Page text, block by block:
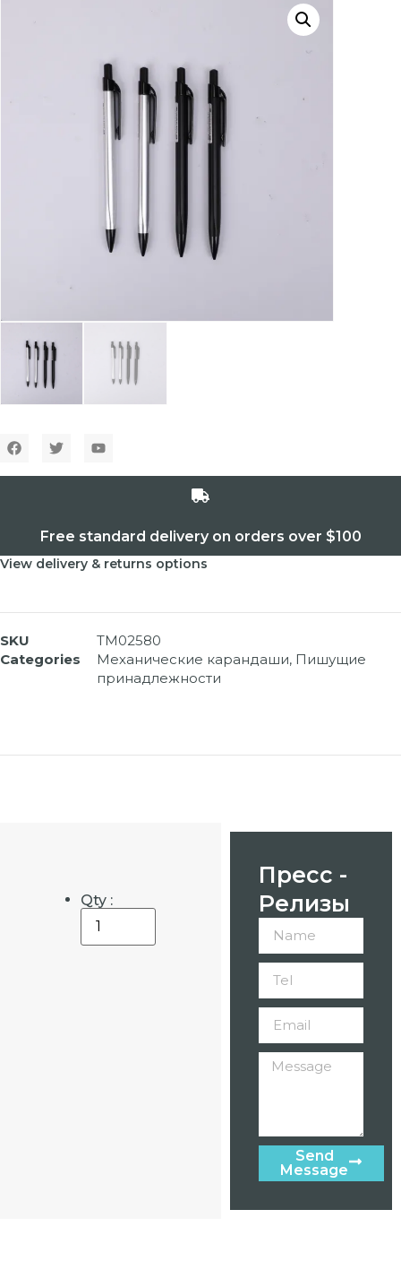
Free standard delivery on orders over $100
View delivery & returns options
SKU
TM02580
Categories
Механические карандаши, Пишущие
принадлежности
Qty :
Пресс -
Релизы
Send
Message